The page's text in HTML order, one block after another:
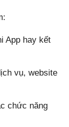
App hay kết
vụ, website
chức năng